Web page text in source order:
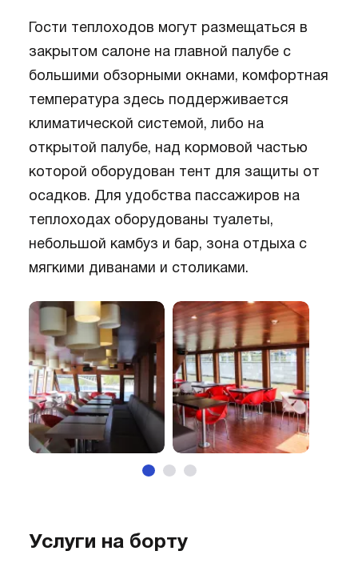
Гости теплоходов могут размещаться в
закрытом салоне на главной палубе с
большими обзорными окнами, комфортная
температура здесь поддерживается
климатической системой, либо на
открытой палубе, над кормовой частью
которой оборудован тент для защиты от
осадков. Для удобства пассажиров на
теплоходах оборудованы туалеты,
небольшой камбуз и бар, зона отдыха с
мягкими диванами и столиками.
Услуги на борту